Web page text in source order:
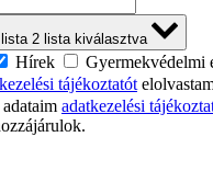
2 lista kiválasztva
Hírek
Gyermekvédelmi
tájékoztatót
adatkezelési